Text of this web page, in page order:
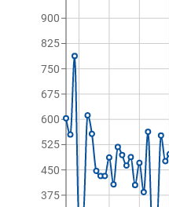
375
450
525
600
675
750
825
900